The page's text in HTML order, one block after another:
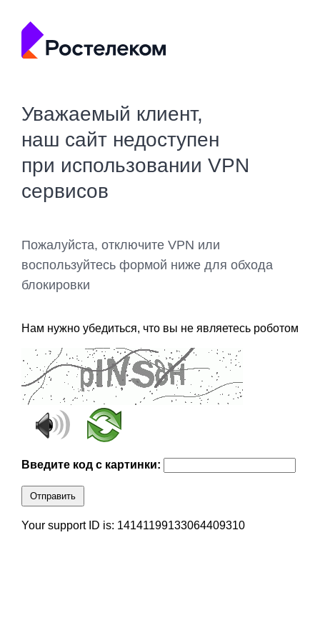
Уважаемый клиент,
наш сайт недоступен
при использовании VPN
сервисов
Пожалуйста, отключите VPN или
воспользуйтесь формой ниже для обхода
блокировки
Нам нужно убедиться, что вы не являетесь роботом
Введите код с картинки:
Отправить
Your support ID is: 14141199133064409310